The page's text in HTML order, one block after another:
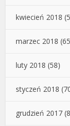
kwiecień 2018
marzec 2018
luty 2018 (58)
styczeń 2018
grudzień 2017